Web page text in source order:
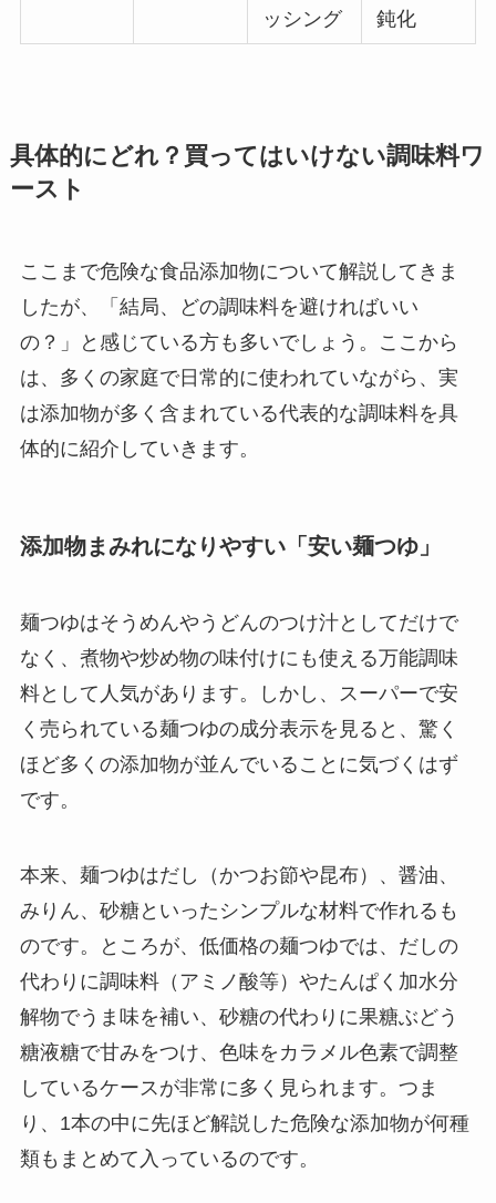
ッシング
鈍化
具体的にどれ？買ってはいけない調味料ワ
ースト
ここまで危険な食品添加物について解説してきま
したが、「結局、どの調味料を避ければいい
の？」と感じている方も多いでしょう。ここから
は、多くの家庭で日常的に使われていながら、実
は添加物が多く含まれている代表的な調味料を具
体的に紹介していきます。
添加物まみれになりやすい「安い麺つゆ」
麺つゆはそうめんやうどんのつけ汁としてだけで
なく、煮物や炒め物の味付けにも使える万能調味
料として人気があります。しかし、スーパーで安
く売られている麺つゆの成分表示を見ると、驚く
ほど多くの添加物が並んでいることに気づくはず
です。
本来、麺つゆはだし（かつお節や昆布）、醤油、
みりん、砂糖といったシンプルな材料で作れるも
のです。ところが、低価格の麺つゆでは、だしの
代わりに調味料（アミノ酸等）やたんぱく加水分
解物でうま味を補い、砂糖の代わりに果糖ぶどう
糖液糖で甘みをつけ、色味をカラメル色素で調整
しているケースが非常に多く見られます。つま
り、1本の中に先ほど解説した危険な添加物が何種
類もまとめて入っているのです。